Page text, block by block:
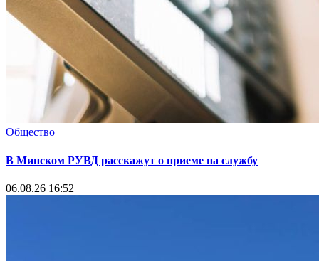
Общество
В Минском РУВД расскажут о приеме на службу
06.08.26 16:52